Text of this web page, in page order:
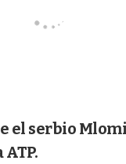
el serbio